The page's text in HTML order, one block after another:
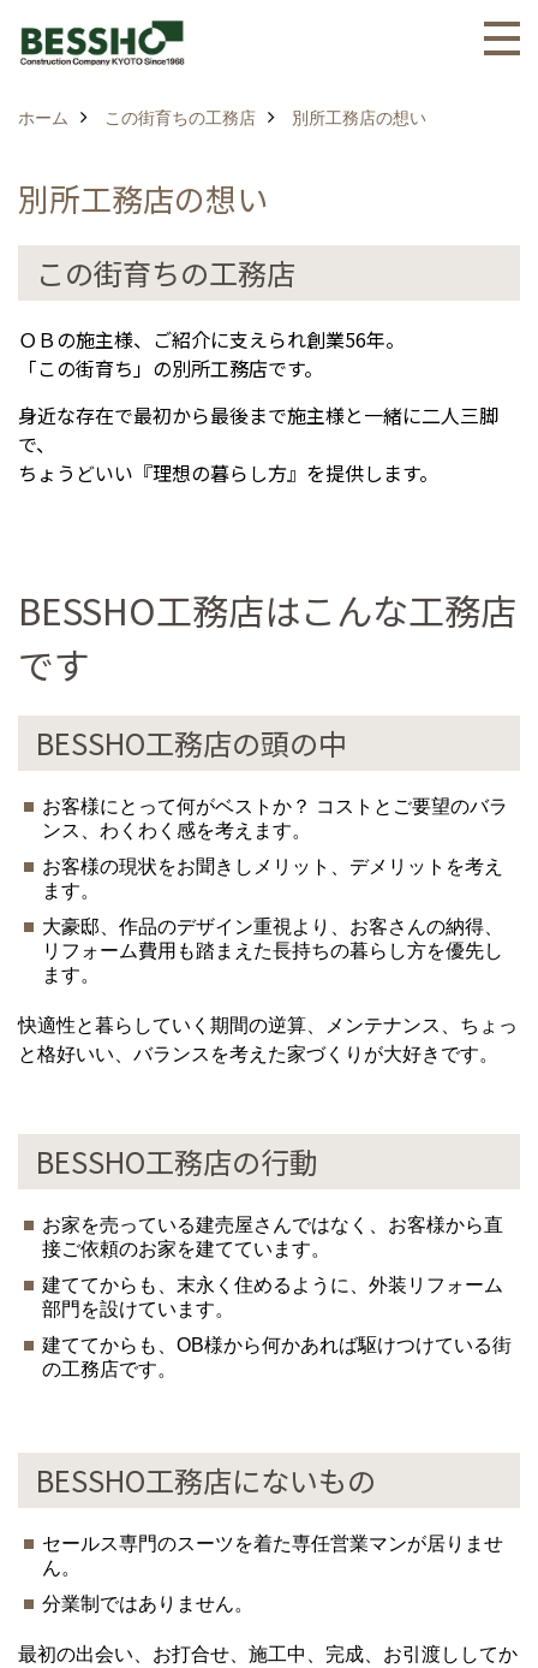
ホーム この街育ちの工務店 別所工務店の想い
別所工務店の想い
この街育ちの工務店
ＯＢの施主様、ご紹介に支えられ創業56年。
「この街育ち」の別所工務店です。
身近な存在で最初から最後まで施主様と一緒に二人三脚
で、
ちょうどいい『理想の暮らし方』を提供します。
BESSHO工務店はこんな工務店
です
BESSHO工務店の頭の中
お客様にとって何がベストか？ コストとご要望のバラ
ンス、わくわく感を考えます。
お客様の現状をお聞きしメリット、デメリットを考え
ます。
大豪邸、作品のデザイン重視より、お客さんの納得、
リフォーム費用も踏まえた長持ちの暮らし方を優先し
ます。
快適性と暮らしていく期間の逆算、メンテナンス、ちょっ
と格好いい、バランスを考えた家づくりが大好きです。
BESSHO工務店の行動
お家を売っている建売屋さんではなく、お客様から直
接ご依頼のお家を建てています。
建ててからも、末永く住めるように、外装リフォーム
部門を設けています。
建ててからも、OB様から何かあれば駆けつけている街
の工務店です。
BESSHO工務店にないもの
セールス専門のスーツを着た専任営業マンが居りませ
ん。
分業制ではありません。
最初の出会い、お打合せ、施工中、完成、お引渡ししてか